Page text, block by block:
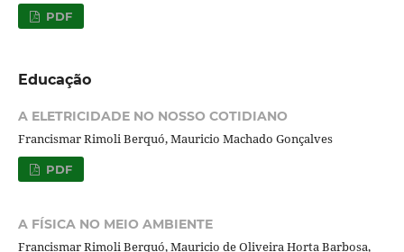
PDF
Educação
A ELETRICIDADE NO NOSSO COTIDIANO
Francismar Rimoli Berquó, Mauricio Machado Gonçalves
PDF
A FÍSICA NO MEIO AMBIENTE
Francismar Rimoli Berquó, Mauricio de Oliveira Horta Barbosa,